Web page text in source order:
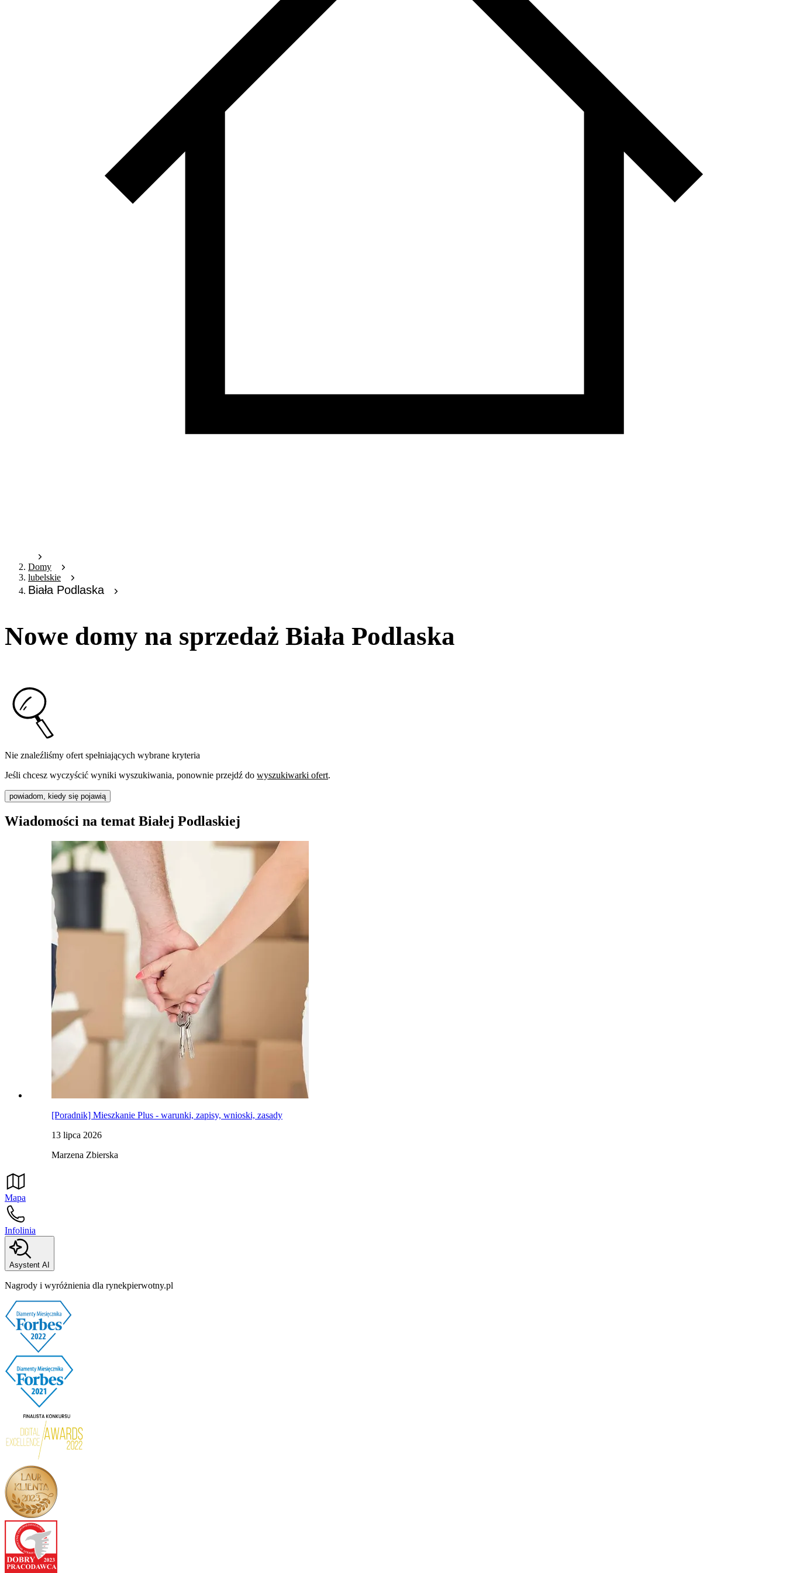
Domy
lubelskie
Biała Podlaska
Nowe domy na sprzedaż Biała Podlaska
Nie znaleźliśmy ofert spełniających wybrane kryteria
Jeśli chcesz wyczyścić wyniki wyszukiwania, ponownie przejdź do wyszukiwarki ofert.
powiadom, kiedy się pojawią
Wiadomości na temat Białej Podlaskiej
[Poradnik] Mieszkanie Plus - warunki, zapisy, wnioski, zasady
13 lipca 2026
Marzena Zbierska
Mapa
Infolinia
Asystent AI
Nagrody i wyróżnienia dla rynekpierwotny.pl